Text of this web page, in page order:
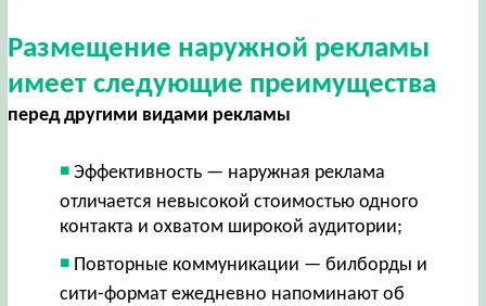
Размещение наружной рекламы
имеет следующие преимущества
перед другими видами рекламы
Эффективность — наружная реклама
отличается невысокой стоимостью одного
контакта и охватом широкой аудитории;
Повторные коммуникации — билборды и
сити-формат ежедневно напоминают об